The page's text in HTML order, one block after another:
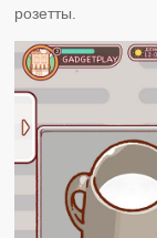
розетты.